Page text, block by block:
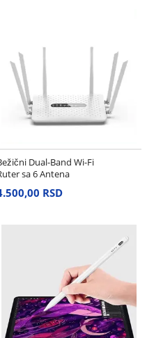
Dual-Band Wi-Fi
sa 6 Antena
RSD